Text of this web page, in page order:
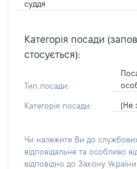
суддя
Категорія посади
стосується):
Тип посади:
Категорія посади: [Не
Чи належите Ви до
відповідальне та особливо
відповідно до Закону